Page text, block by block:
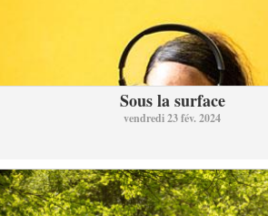
Sous la surface
vendredi 23 fév. 2024